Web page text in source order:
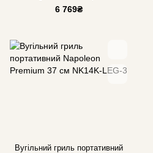
6 769₴
Вугільний гриль портативний